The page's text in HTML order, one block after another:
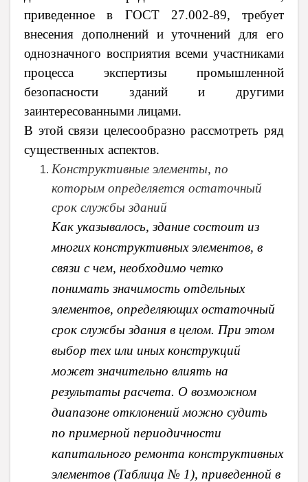
приведенное в ГОСТ 27.002-89, требует
внесения дополнений и уточнений для его
однозначного восприятия всеми участниками
процесса экспертизы промышленной
безопасности зданий и другими
заинтересованными лицами.
В этой связи целесообразно рассмотреть ряд
существенных аспектов.
Конструктивные элементы, по
которым определяется остаточный
срок службы зданий
Как указывалось, здание состоит из
многих конструктивных элементов, в
связи с чем, необходимо четко
понимать значимость отдельных
элементов, определяющих остаточный
срок службы здания в целом. При этом
выбор тех или иных конструкций
может значительно влиять на
результаты расчета. О возможном
диапазоне отклонений можно судить
по примерной периодичности
капитального ремонта конструктивных
элементов (Таблица № 1), приведенной в